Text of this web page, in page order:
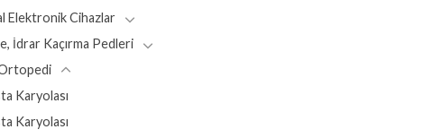
Elektronik Cihazlar
İdrar Kaçırma Pedleri
Karyolası
Karyolası